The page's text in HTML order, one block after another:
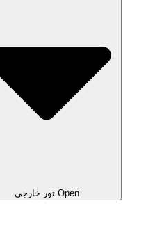
Open تور خارجی